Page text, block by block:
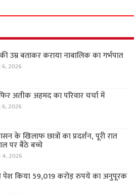
उम्र बताकर कराया नाबालिक का गर्भपात
2026
अतीक अहमद का परिवार चर्चा में
2026
के खिलाफ छात्रों का प्रदर्शन, पूरी रात
पर बैठे बच्चे
2026
पेश किया 59,019 करोड़ रुपये का अनुपूरक